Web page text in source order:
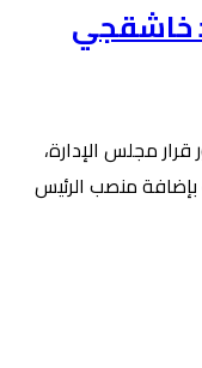
خاشقجي
مجلس الإدارة،
بإضافة منصب الرئيس